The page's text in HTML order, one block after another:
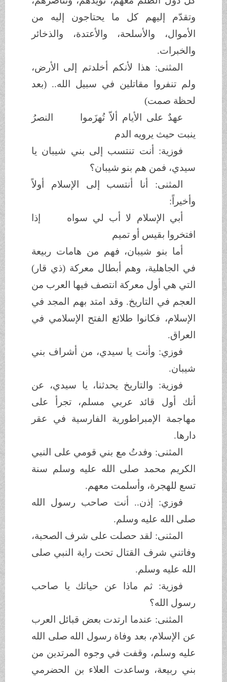
وتقدّم إليهم كل ما يحتاجون إليه من
الأموال، والأسلحة، والأعتدة، والذخائر
والخبرات.
المثنى: هذا لأنكم أخلدتم إلى الأرض،
ولم تنفروا مقاتلين في سبيل الله.. (بعد
لحظة صمت)
عهدٌ على الأيام ألاّ تُهزَموا النصرُ
ينبت حيث يرويه الدم
فوزية: أنت تنتسب إلى بني شيبان يا
سيدي، فمن هم بنو شيبان؟
المثنى: أنا أنتسب إلى الإسلام أولاً
وأخيراً:
أبي الإسلام لا أب لي سواه إذا
افتخروا بقيس أو تميم
أما بنو شيبان، فهم من هامات ربيعة
في الجاهلية، وهم أبطال معركة (ذي قار)
التي هي أول معركة انتصف فيها العرب من
العجم في التاريخ. وقد امتد بهم المجد في
الإسلام، فكانوا طلائع الفتح الإسلامي في
العراق.
فوزي: وأنت يا سيدي، من أشراف بني
شيبان.
فوزية: والتاريخ يحدثنا، يا سيدي، عن
أنك أول قائد عربي مسلم، تجرأ على
مهاجمة الإمبراطورية الفارسية في عقر
دارها.
المثنى: وفدتُ مع بني قومي على النبي
الكريم محمد صلى الله عليه وسلم سنة
تسع للهجرة، وأسلمت معهم.
فوزي: إذن.. أنت صاحب رسول الله
صلى الله عليه وسلم.
المثنى: لقد حصلت على شرف الصحبة،
وفاتني شرف القتال تحت راية النبي صلى
الله عليه وسلم.
فوزية: ثم ماذا عن حياتك يا صاحب
رسول الله؟
المثنى: عندما ارتدت بعض قبائل العرب
عن الإسلام، بعد وفاة رسول الله صلى الله
عليه وسلم، وقفت في وجوه المرتدين من
بني ربيعة، وساعدت العلاء بن الحضرمي